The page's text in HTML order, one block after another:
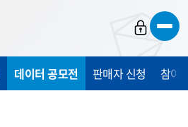
데이터 공모전 판매자 신청 참여